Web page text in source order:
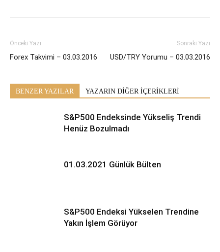
Önceki Yazı
Forex Takvimi – 03.03.2016
Sonraki Yazı
USD/TRY Yorumu – 03.03.2016
BENZER YAZILAR YAZARIN DİĞER İÇERİKLERİ
S&P500 Endeksinde Yükseliş Trendi
Henüz Bozulmadı
01.03.2021 Günlük Bülten
S&P500 Endeksi Yükselen Trendine
Yakın İşlem Görüyor